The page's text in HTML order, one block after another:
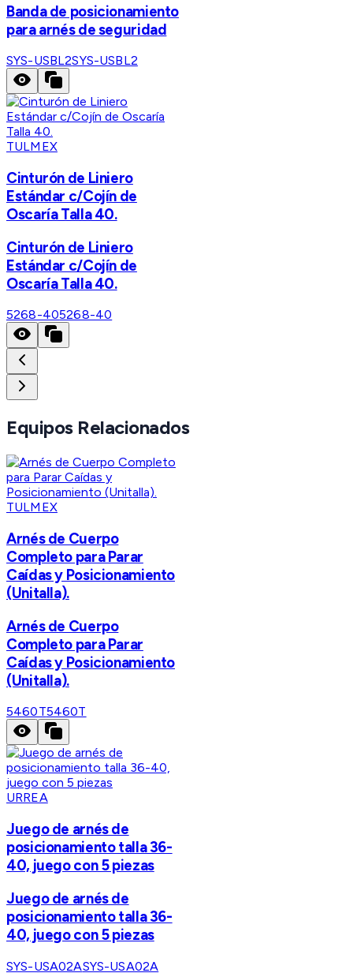
Banda de posicionamiento
para arnés de seguridad
SYS-USBL2SYS-USBL2
TULMEX
Cinturón de Liniero
Estándar c/Cojín de
Oscaría Talla 40.
Cinturón de Liniero
Estándar c/Cojín de
Oscaría Talla 40.
5268-405268-40
Equipos Relacionados
TULMEX
Arnés de Cuerpo
Completo para Parar
Caídas y Posicionamiento
(Unitalla).
Arnés de Cuerpo
Completo para Parar
Caídas y Posicionamiento
(Unitalla).
5460T5460T
URREA
Juego de arnés de
posicionamiento talla 36-
40, juego con 5 piezas
Juego de arnés de
posicionamiento talla 36-
40, juego con 5 piezas
SYS-USA02ASYS-USA02A